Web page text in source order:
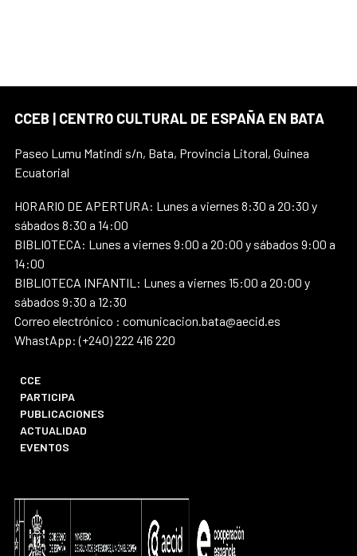
CCEB | CENTRO CULTURAL DE ESPAÑA EN BATA
Paseo Lumu Matindi s/n, Bata, Provincia Litoral, Guinea
Ecuatorial
HORARIO DE APERTURA: Lunes a viernes 8:30 a 20:30 y
sábados 8:30 a 14:00
BIBLIOTECA: Lunes a viernes 9:00 a 20:00 y sábados 9:00 a
14:00
BIBLIOTECA INFANTIL: Lunes a viernes 15:00 a 20:00 y
sábados 9:30 a 12:30
Correo electrónico : comunicacion.bata@aecid.es
WhastApp: (+240) 222 416 220
CCE
PARTICIPA
PUBLICACIONES
ACTUALIDAD
EVENTOS